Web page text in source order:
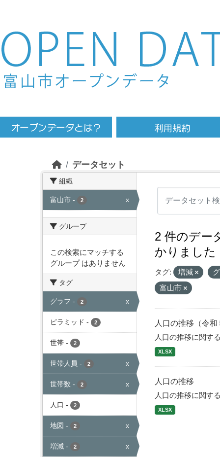
Skip to main content
データセット
組織
富山市 - 2 x
グループ
この検索にマッチする
グループ はありません
タグ
グラフ - 2 x
ピラミッド - 2
世帯 - 2
世帯人員 - 2 x
世帯数 - 2 x
人口 - 2
地図 - 2 x
増減 - 2 x
2 件のデー
かりました
タグ: 増減
富山市
人口の推移（令和
人口の推移に関す
XLSX
人口の推移
人口の推移に関す
XLSX